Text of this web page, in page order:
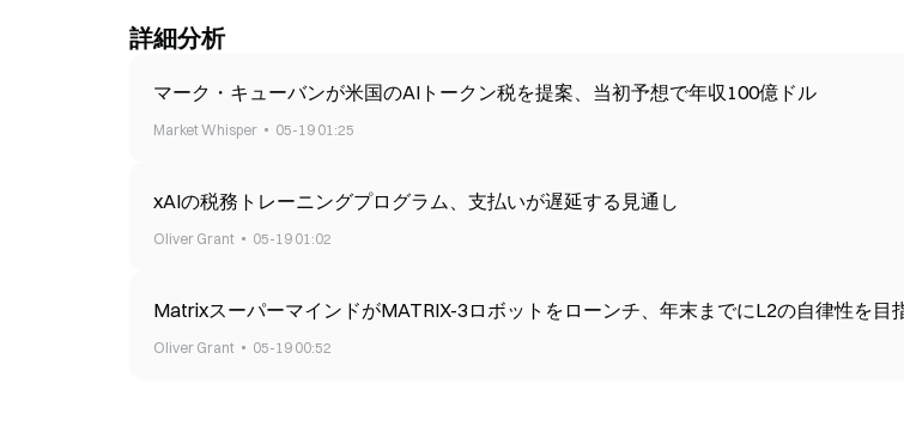
詳細分析
マーク・キューバンが米国のAIトークン税を提案、当初予想で年収100億ドル
Market Whisper 05-19 01:25
xAIの税務トレーニングプログラム、支払いが遅延する見通し
Oliver Grant 05-19 01:02
MatrixスーパーマインドがMATRIX-3ロボットをローンチ、年末までにL2の自律性を目
Oliver Grant 05-19 00:52